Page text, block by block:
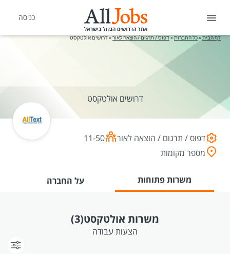
כניסה
דף הבית »כל החברות »דפוס / תרגום / הוצאה לאור»דרושים אולטקסט
דרושים אולטקסט
דפוס / תרגום / הוצאה לאור
11-50
מספר מקומות
משרות פתוחות על החברה
משרות אולטקסט(3)
הצעות עבודה